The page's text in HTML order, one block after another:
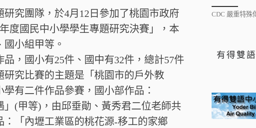
研究團隊，於4月12日參加了桃園市政府
度國民中小學學生專題研究決賽」，本
小組甲等。
，國小有25件、國中有32件，總計57件
研究比賽的主題是「桃園市的戶外教
有二件作品參賽，國小部作品：
」(甲等)，由邱垂勛、黃秀君二位老師共
：「內壢工業區的桃花源-移工的家鄉
CDC 嚴重特殊
有得雙